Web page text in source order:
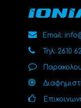
Email:
Τηλ: 2610